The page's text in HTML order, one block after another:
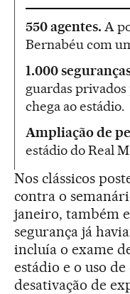
550 agentes. A
Bernabéu com
1.000
guardas
chega ao estádio.
Ampliação de
estádio do Real
Nos clássicos
contra o
janeiro, também
segurança já
incluía o exame
estádio e o uso de
desativação de